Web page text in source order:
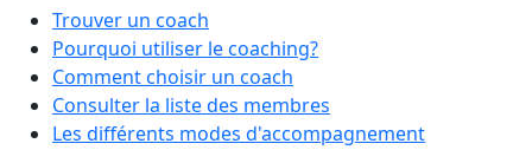
Trouver un coach
Pourquoi utiliser le coaching?
Comment choisir un coach
Consulter la liste des membres
Les différents modes d'accompagnement